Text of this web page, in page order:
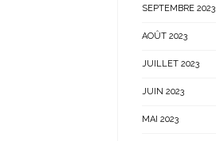
SEPTEMBRE 2023
AOÛT 2023
JUILLET 2023
JUIN 2023
MAI 2023